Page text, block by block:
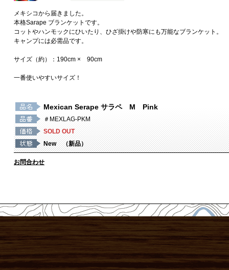
メキシコから届きました。
本格Sarape ブランケットです。
コットやハンモックにひいたり、ひざ掛けや防寒にも万能なブランケット。
キャンプには必需品です。
サイズ（約）：190cm × 90cm
一番使いやすいサイズ！
Mexican Serape サラペ M Pink
＃MEXLAG-PKM
SOLD OUT
New （新品）
お問合わせ